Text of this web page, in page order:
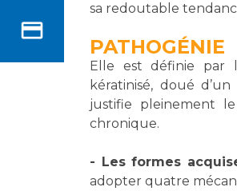
Vous venez en
santé en ligne
Infos COVID-19
Vivre ensemble à
Culture à l'hôpital
Statuts
Stages paramédicaux
Chercheurs
La recherche clinique à
HM
sa redoutable
PATHOGÉNIE
Elle est définie par
kératinisé, doué
justifie pleinement
chronique.
- Les formes
adopter quatre